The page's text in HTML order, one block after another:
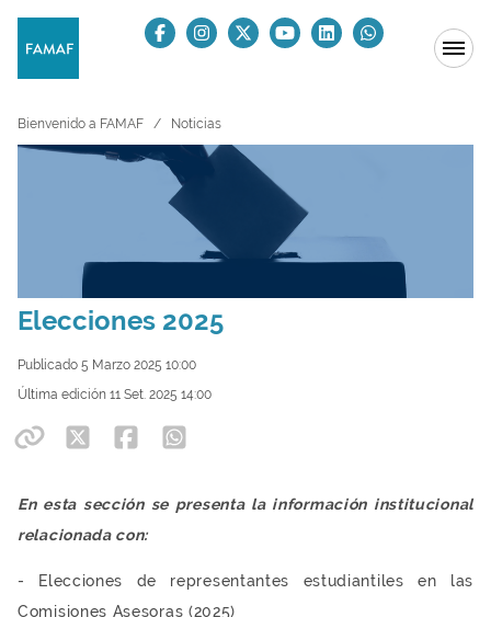
Bienvenido a FAMAF Noticias
Elecciones 2025
Publicado 5 Marzo 2025 10:00
Última edición 11 Set. 2025 14:00
En esta sección se presenta la información institucional
relacionada con:
- Elecciones de representantes estudiantiles en las
Comisiones Asesoras (2025)